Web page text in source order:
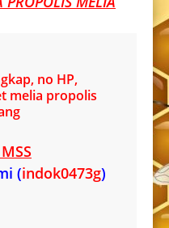
no HP,
melia propolis
(indok0473g)